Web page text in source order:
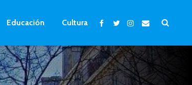
Educación Cultura